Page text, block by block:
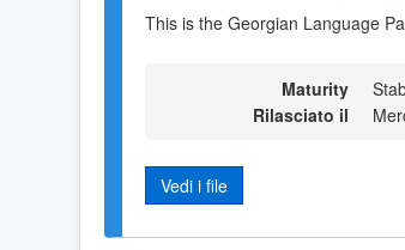
This is the Georgian Language
Maturity
Rilasciato il
Vedi i file